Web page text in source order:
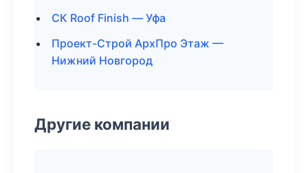
СК Roof Finish — Уфа
Проект-Строй АрхПро Этаж —
Нижний Новгород
Другие компании